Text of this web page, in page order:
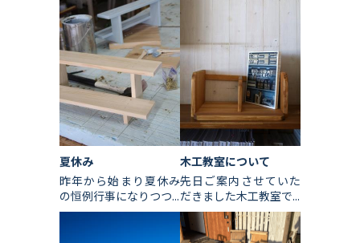
夏休み
昨年から始まり夏休み
の恒例行事になりつつ...
木工教室について
先日ご案内させていた
だきました木工教室で...